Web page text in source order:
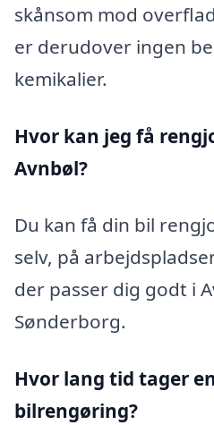
skånsom mod
er derudover ingen
kemikalier.
Hvor kan jeg få
Avnbøl?
Du kan få din bil
selv, på
der passer dig godt i
Sønderborg.
Hvor lang tid tager
bilrengøring?